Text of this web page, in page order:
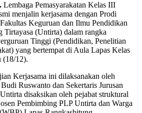
Lembaga Pemasyarakatan Kelas III
menjalin kerjasama dengan Prodi
Keguruan dan Ilmu Pendidikan
Tirtayasa (Untirta) dalam rangka
Tinggi (Pendidikan, Penelitian
yang bertempat di Aula Lapas Kelas
(18/12).
Kerjasama ini dilaksanakan oleh
Ruswanto dan Sekertaris Jurusan
disaksikan oleh pejabat struktural
Pembimbing PLP Untirta dan Warga